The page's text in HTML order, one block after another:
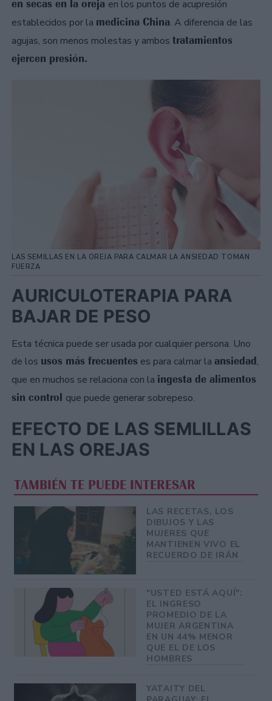
en secas en la oreja en los puntos de acupresión
establecidos por la medicina China. A diferencia de las
agujas, son menos molestas y ambos tratamientos
ejercen presión.
LAS SEMILLAS EN LA OREJA PARA CALMAR LA ANSIEDAD TOMAN
FUERZA
AURICULOTERAPIA PARA
BAJAR DE PESO
Esta técnica puede ser usada por cualquier persona. Uno
de los usos más frecuentes es para calmar la ansiedad,
que en muchos se relaciona con la ingesta de alimentos
sin control que puede generar sobrepeso.
EFECTO DE LAS SEMLILLAS
EN LAS OREJAS
TAMBIÉN TE PUEDE INTERESAR
LAS RECETAS, LOS
DIBUJOS Y LAS
MUJERES QUE
MANTIENEN VIVO EL
RECUERDO DE IRÁN
"USTED ESTÁ AQUÍ":
EL INGRESO
PROMEDIO DE LA
MUJER ARGENTINA
EN UN 44% MENOR
QUE EL DE LOS
HOMBRES
YATAITY DEL